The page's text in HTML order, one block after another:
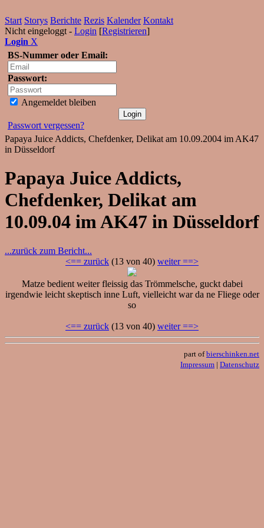
Start Storys Berichte Rezis Kalender Kontakt
Nicht eingeloggt - Login [Registrieren]
Login X
BS-Nummer oder Email:
Passwort:
Angemeldet bleiben
Passwort vergessen?
Papaya Juice Addicts, Chefdenker, Delikat am 10.09.2004 im AK47
in Düsseldorf
Papaya Juice Addicts,
Chefdenker, Delikat am
10.09.04 im AK47 in Düsseldorf
...zurück zum Bericht...
<== zurück (13 von 40) weiter ==>
Matze bedient weiter fleissig das Trömmelsche, guckt dabei
irgendwie leicht skeptisch inne Luft, vielleicht war da ne Fliege oder
so
<== zurück (13 von 40) weiter ==>
part ofbierschinken.net
Impressum | Datenschutz